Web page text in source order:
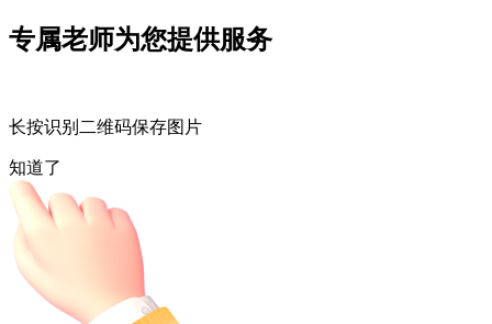
专属老师为您提供服务
长按识别二维码保存图片
知道了